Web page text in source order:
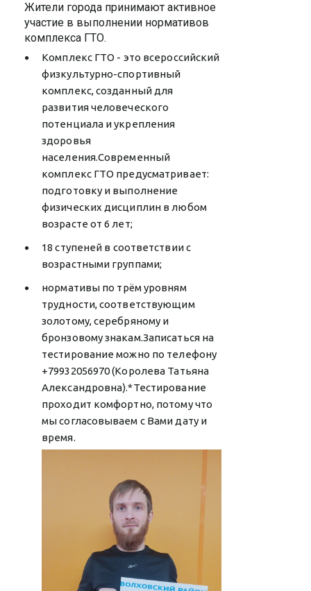
Жители города принимают активное
участие в выполнении нормативов
комплекса ГТО.
Комплекс ГТО - это всероссийский
физкультурно-спортивный
комплекс, созданный для
развития человеческого
потенциала и укрепления
здоровья
населения.Современный
комплекс ГТО предусматривает:
подготовку и выполнение
физических дисциплин в любом
возрасте от 6 лет;
18 ступеней в соответствии с
возрастными группами;
нормативы по трём уровням
трудности, соответствующим
золотому, серебряному и
бронзовому знакам.Записаться на
тестирование можно по телефону
+79932056970 (Королева Татьяна
Александровна).*Тестирование
проходит комфортно, потому что
мы согласовываем с Вами дату и
время.